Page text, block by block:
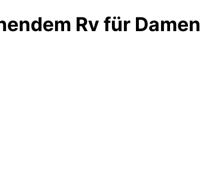
Rv für Damen